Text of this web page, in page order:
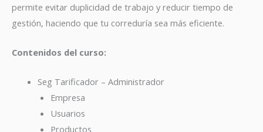
permite evitar duplicidad de trabajo y reducir tiempo de
gestión, haciendo que tu correduría sea más eficiente.
Contenidos del curso:
Seg Tarificador – Administrador
Empresa
Usuarios
Productos